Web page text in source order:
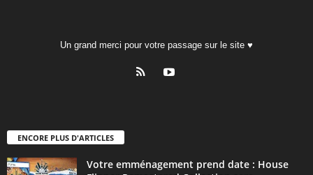
Un grand merci pour votre passage sur le site ♥
ENCORE PLUS D'ARTICLES
Votre emménagement prend date : House